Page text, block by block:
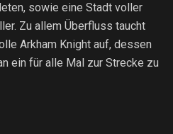
sowie eine Stadt voller
Zu allem Überfluss taucht
Arkham Knight auf, dessen
ein für alle Mal zur Strecke zu